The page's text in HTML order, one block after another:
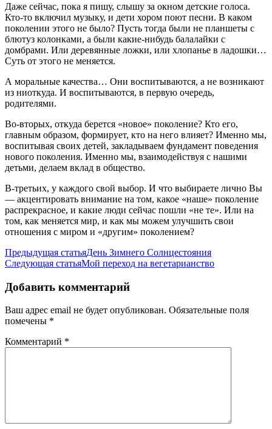
Даже сейчас, пока я пишу, слышу за окном детские голоса.
Кто-то включил музыку, и дети хором поют песни. В каком
поколении этого не было? Пусть тогда были не планшеты с
блютуз колонками, а были какие-нибудь балалайки с
домбрами. Или деревянные ложки, или хлопанье в ладошки…
Суть от этого не меняется.
А моральные качества… Они воспитываются, а не возникают
из ниоткуда. И воспитываются, в первую очередь,
родителями.
Во-вторых, откуда берется «новое» поколение? Кто его,
главным образом, формирует, кто на него влияет? Именно мы,
воспитывая своих детей, закладываем фундамент поведения
нового поколения. Именно мы, взаимодействуя с нашими
детьми, делаем вклад в общество.
В-третьих, у каждого свой выбор. И что выбираете лично Вы
— акцентировать внимание на том, какое «наше» поколение
распрекрасное, и какие люди сейчас пошли «не те». Или на
том, как меняется мир, и как мы можем улучшить свои
отношения с миром и «другим» поколением?
Навигация
по
записям
Предыдущая статьяДень Зимнего Солнцестояния
Следующая статьяМой переход на вегетарианство
Добавить комментарий
Ваш адрес email не будет опубликован. Обязательные поля
помечены *
Комментарий *